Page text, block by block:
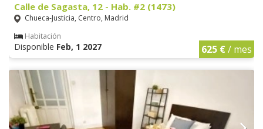
Calle de Sagasta, 12 - Hab. #2 (1473)
Chueca-Justicia, Centro, Madrid
Habitación
Disponible Feb, 1 2027 625 €/ mes